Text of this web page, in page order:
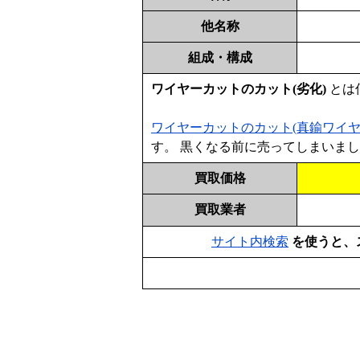
他名称
組成・構成
ワイヤーカットのカット(劣化) とは
ワイヤーカットのカット(真鍮ワイ
す。 黒くなる前に売ってしまいま
買取価格
買取業者
サイト内検索 を使うと